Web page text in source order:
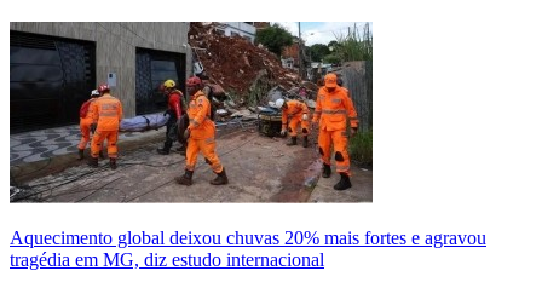
Aquecimento global deixou chuvas 20% mais fortes e agravou
tragédia em MG, diz estudo internacional